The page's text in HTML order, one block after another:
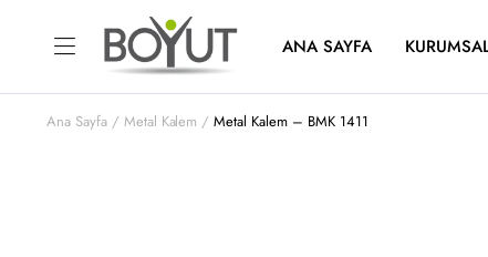
ANA SAYFA
Ana Sayfa Metal Kalem Metal Kalem – BMK 1411